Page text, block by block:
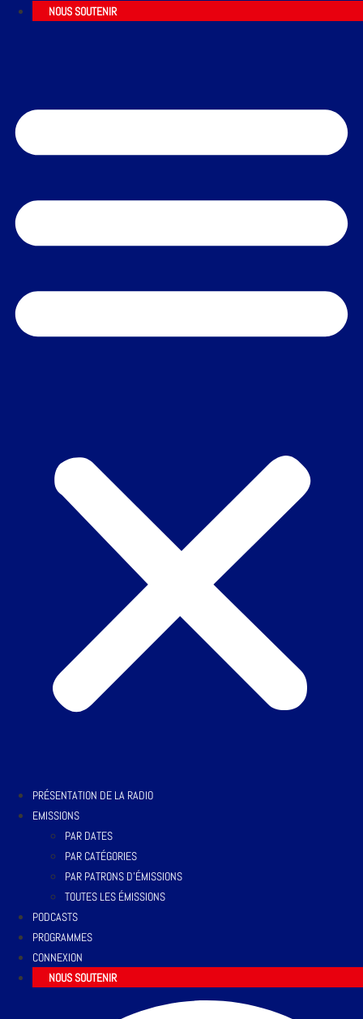
NOUS SOUTENIR
PRÉSENTATION DE LA RADIO
EMISSIONS
PAR DATES
PAR CATÉGORIES
PAR PATRONS D’ÉMISSIONS
TOUTES LES ÉMISSIONS
PODCASTS
PROGRAMMES
CONNEXION
NOUS SOUTENIR